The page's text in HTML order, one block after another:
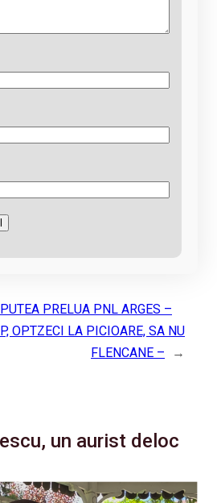
PRELUA PNL ARGES –
OPTZECI LA PICIOARE, SA NU
FLENCANE –
→
un aurist deloc